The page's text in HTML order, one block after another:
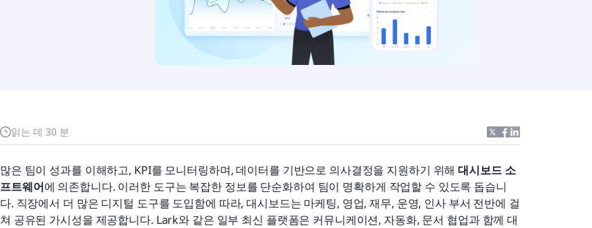
읽는 데 30 분
많은 팀이 성과를 이해하고, KPI를 모니터링하며, 데이터를 기반으로 의사결정을 지원하기 위해 대시보드 소
프트웨어에 의존합니다. 이러한 도구는 복잡한 정보를 단순화하여 팀이 명확하게 작업할 수 있도록 돕습니
다. 직장에서 더 많은 디지털 도구를 도입함에 따라, 대시보드는 마케팅, 영업, 재무, 운영, 인사 부서 전반에 걸
쳐 공유된 가시성을 제공합니다. Lark와 같은 일부 최신 플랫폼은 커뮤니케이션, 자동화, 문서 협업과 함께 대